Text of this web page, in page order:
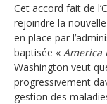
Cet accord fait de
rejoindre la
en place par
baptisée « America
Washington veut
progressivement
gestion des